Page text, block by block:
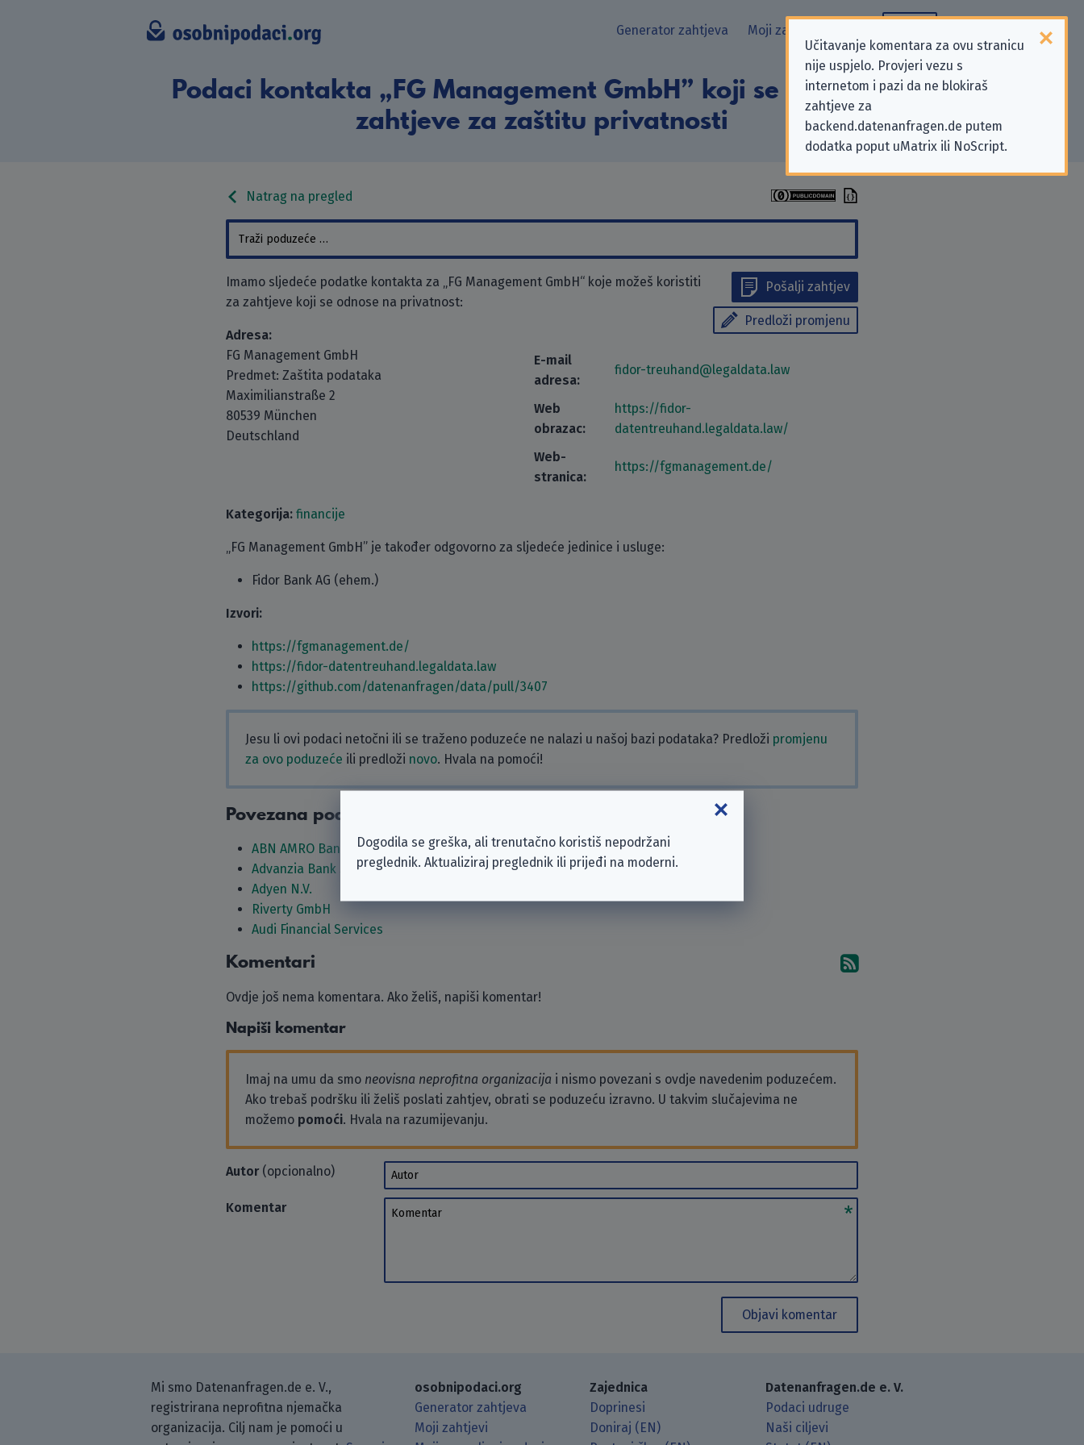
Učitavanje komentara za ovu stranicu
nije uspjelo. Provjeri vezu s
internetom i pazi da ne blokiraš
zahtjeve za
backend.datenanfragen.de putem
dodatka poput uMatrix ili NoScript.
Generator zahtjeva Moji zahtjevi
Podaci kontakta „FG Management GmbH” koji se odnose na
zahtjeve za zaštitu privatnosti
Natrag na pregled
Pošalji zahtjev
Predloži promjenu
Imamo sljedeće podatke kontakta za „FG Management GmbH“ koje možeš koristiti
za zahtjeve koji se odnose na privatnost:
Adresa:
FG Management GmbH
Predmet: Zaštita podataka
Maximilianstraße 2
80539 München
Deutschland
E-mail
adresa:
fidor-treuhand@legaldata.law
Web
obrazac:
https://fidor-
datentreuhand.legaldata.law/
Web-
stranica:
https://fgmanagement.de/
Kategorija: financije
„FG Management GmbH” je također odgovorno za sljedeće jedinice i usluge:
Fidor Bank AG (ehem.)
Izvori:
https://fgmanagement.de/
https://fidor-datentreuhand.legaldata.law
https://github.com/datenanfragen/data/pull/3407
Jesu li ovi podaci netočni ili se traženo poduzeće ne nalazi u našoj bazi podataka? Predloži promjenu
za ovo poduzeće ili predloži novo. Hvala na pomoći!
Povezana poduzeća
ABN AMRO Bank N.V.
Advanzia Bank S.A.
Adyen N.V.
Riverty GmbH
Audi Financial Services
Komentari Pretplati se na komentare
Ovdje još nema komentara. Ako želiš, napiši komentar!
Napiši komentar
Imaj na umu da smo neovisna neprofitna organizacija i nismo povezani s ovdje navedenim poduzećem.
Ako trebaš podršku ili želiš poslati zahtjev, obrati se poduzeću izravno. U takvim slučajevima ne
možemo pomoći. Hvala na razumijevanju.
Autor(opcionalno) Autor
Komentar Komentar
Objavi komentar
Mi smo Datenanfragen.de e. V.,
registrirana neprofitna njemačka
organizacija. Cilj nam je pomoći u
osobnipodaci.org
Generator zahtjeva
Moji zahtjevi
Zajednica
Doprinesi
Doniraj (EN)
Datenanfragen.de e. V.
Podaci udruge
Naši ciljevi
Dogodila se greška, ali trenutačno koristiš nepodržani
preglednik. Aktualiziraj preglednik ili prijeđi na moderni.